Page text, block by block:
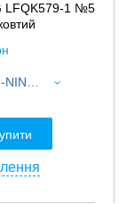
LFQK579-1 №5
М'яч футбольний LI-NING LFQK579-1 №5 PU+EVA білий-жовтий